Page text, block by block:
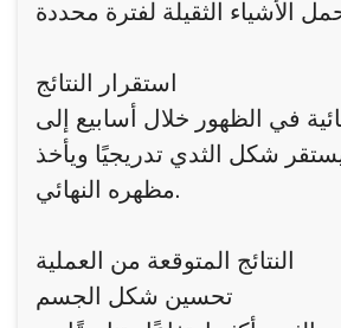
استقرار النتائج
في الظهور خلال أسابيع إلى
شكل الثدي تدريجيًا ويأخذ
مظهره النهائي.
النتائج المتوقعة من العملية
تحسين شكل الجسم